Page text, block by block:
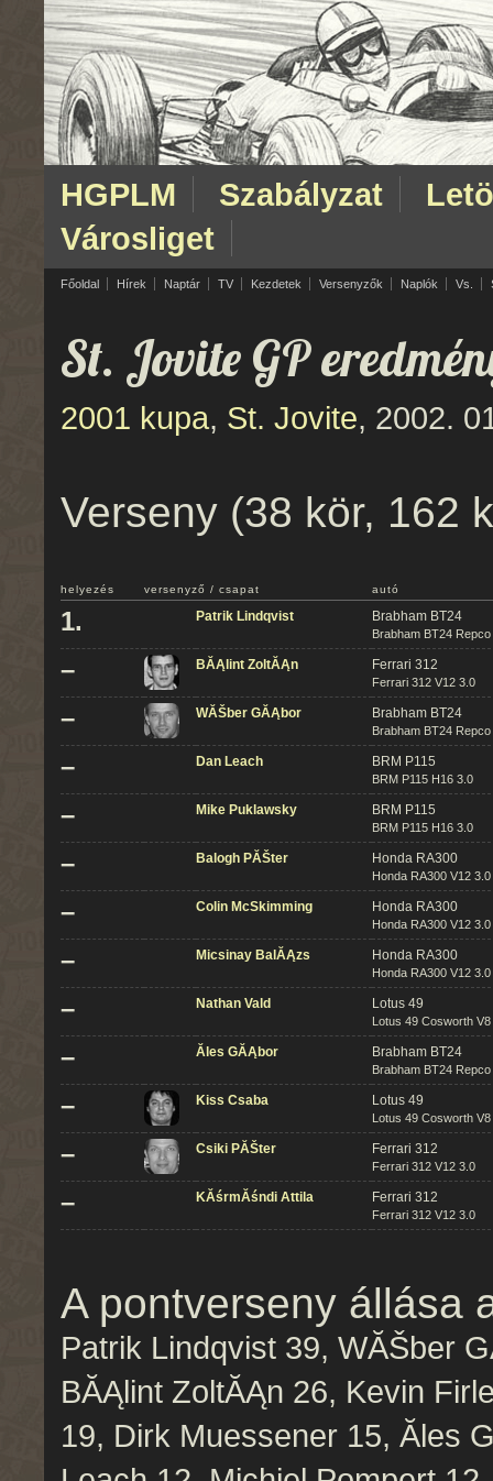
HGPLM Szabályzat
Városliget
Főoldal Hírek Naptár TV Kezdetek Versenyzők Naplók Vs.
St. Jovite GP
2001 kupa, St. Jovite, 2002.
Verseny (38 kör, 162
helyezés versenyző / csapat autó
1. Patrik Lindqvist Brabham BT24
Brabham BT24
– BĂĄlint ZoltĂĄn Ferrari 312
Ferrari 312 V12 3.0
– WĂŠber GĂĄbor Brabham BT24
Brabham BT24
– Dan Leach BRM P115
BRM P115 H16 3.0
– Mike Puklawsky BRM P115
BRM P115 H16 3.0
– Balogh PĂŠter Honda RA300
Honda RA300 V12 3.0
– Colin McSkimming Honda RA300
Honda RA300 V12 3.0
– Micsinay BalĂĄzs Honda RA300
Honda RA300 V12 3.0
– Nathan Vald Lotus 49
Lotus 49 Cosworth V8
– Ăles GĂĄbor Brabham BT24
Brabham BT24
– Kiss Csaba Lotus 49
Lotus 49 Cosworth V8
– Csiki PĂŠter Ferrari 312
Ferrari 312 V12 3.0
– KĂśrmĂśndi Attila Ferrari 312
Ferrari 312 V12 3.0
A pontverseny állása
Patrik Lindqvist 39, WĂŠber
BĂĄlint ZoltĂĄn 26, Kevin
19, Dirk Muessener 15, Ăles